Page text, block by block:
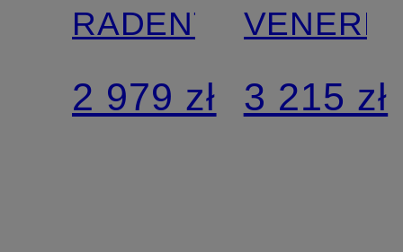
RADENTE
2 979 zł
VENERE
3 215 zł